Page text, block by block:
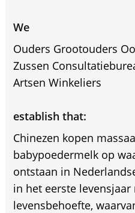
We
Ouders Grootouders
Zussen
Artsen Winkeliers
establish that:
Chinezen kopen
babypoedermelk op
ontstaan in
in het eerste levensjaar
levensbehoefte,